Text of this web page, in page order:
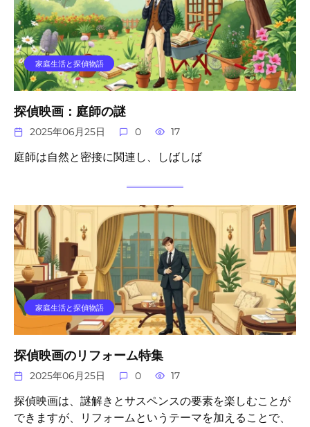
家庭生活と探偵物語
探偵映画：庭師の謎
2025年06月25日 0 17
庭師は自然と密接に関連し、しばしば
家庭生活と探偵物語
探偵映画のリフォーム特集
2025年06月25日 0 17
探偵映画は、謎解きとサスペンスの要素を楽しむことが
できますが、リフォームというテーマを加えることで、